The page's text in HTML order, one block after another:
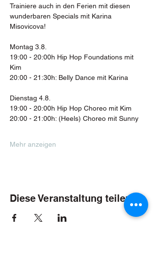
Trainiere auch in den Ferien mit diesen
wunderbaren Specials mit Karina
Misovicova!
Montag 3.8.
19:00 - 20:00h Hip Hop Foundations mit
Kim
20:00 - 21:30h: Belly Dance mit Karina
Dienstag 4.8.
19:00 - 20:00h Hip Hop Choreo mit Kim
20:00 - 21:00h: (Heels) Choreo mit Sunny
Mehr anzeigen
Diese Veranstaltung teilen